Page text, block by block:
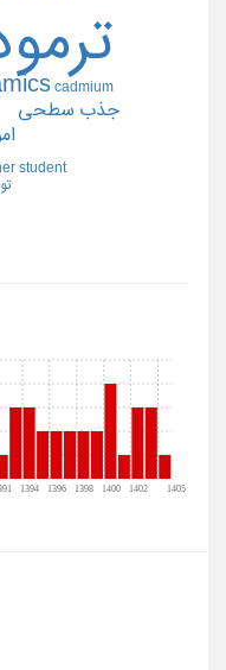
جذب سطحي
student
cadmium
1394 1396 1398 1400 1402 1405